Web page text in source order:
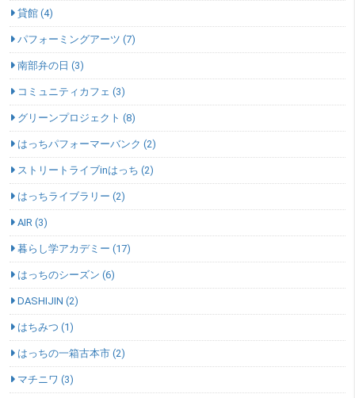
貸館 (4)
パフォーミングアーツ (7)
南部弁の日 (3)
コミュニティカフェ (3)
グリーンプロジェクト (8)
はっちパフォーマーバンク (2)
ストリートライブinはっち (2)
はっちライブラリー (2)
AIR (3)
暮らし学アカデミー (17)
はっちのシーズン (6)
DASHIJIN (2)
はちみつ (1)
はっちの一箱古本市 (2)
マチニワ (3)